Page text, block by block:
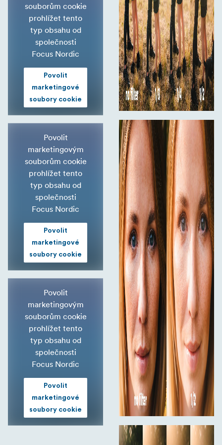
souborům cookie
prohlížet tento
typ obsahu od
společnosti
Focus Nordic
Povolit
marketingové
soubory cookie
Povolit
marketingovým
souborům cookie
prohlížet tento
typ obsahu od
společnosti
Focus Nordic
Povolit
marketingové
soubory cookie
Povolit
marketingovým
souborům cookie
prohlížet tento
typ obsahu od
společnosti
Focus Nordic
Povolit
marketingové
soubory cookie